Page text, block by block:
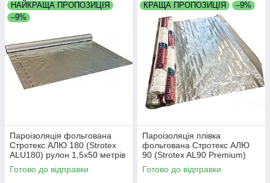
НАЙКРАЩА ПРОПОЗИЦІЯ
–9%
Пароізоляція фольгована
Стротекс АЛЮ 180 (Strotex
ALU180) рулон 1,5х50 метрів
рулон 75 м2
Готово до відправки
КРАЩА ПРОПОЗИЦІЯ –9%
Пароізоляція плівка
фольгована Стротекс АЛЮ
90 (Strotex AL90 Premium)
рулон 1,5х50 метрів рулон 75
м2
Готово до відправки